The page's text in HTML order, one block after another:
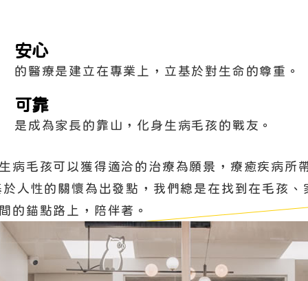
安心
的醫療是建立在專業上，立基於對生命的尊重。
可靠
是成為家長的靠山，化身生病毛孩的戰友。
病毛孩可以獲得適洽的治療為願景，療癒疾病所
人性的關懷為出發點，我們總是在找到在毛孩、
的錨點路上，陪伴著。